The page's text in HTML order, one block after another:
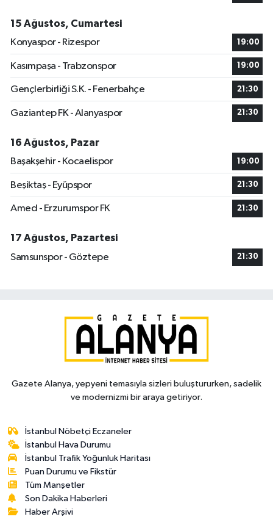
15 Ağustos, Cumartesi
Konyaspor - Rizespor
19:00
Kasımpaşa - Trabzonspor 19:00
Gençlerbirliği S.K. - Fenerbahçe 21:30
Gaziantep FK - Alanyaspor 21:30
16 Ağustos, Pazar
Başakşehir - Kocaelispor
19:00
Beşiktaş - Eyüpspor 21:30
Amed - Erzurumspor FK 21:30
17 Ağustos, Pazartesi
Samsunspor - Göztepe
21:30
Gazete Alanya, yepyeni temasıyla sizleri buluştururken, sadelik
ve modernizmi bir araya getiriyor.
İstanbul Nöbetçi Eczaneler
İstanbul Hava Durumu
İstanbul Trafik Yoğunluk Haritası
Puan Durumu ve Fikstür
Tüm Manşetler
Son Dakika Haberleri
Haber Arşivi